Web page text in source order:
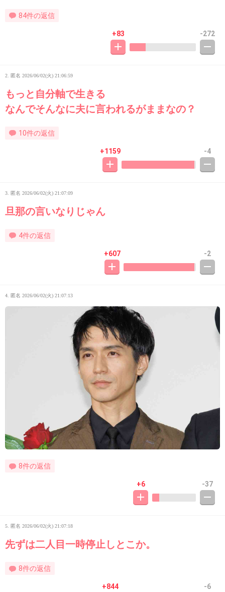
84件の返信
+83 -272
2. 匿名 2026/06/02(火) 21:06:59
もっと自分軸で生きる
なんでそんなに夫に言われるがままなの？
10件の返信
+1159 -4
3. 匿名 2026/06/02(火) 21:07:09
旦那の言いなりじゃん
4件の返信
+607 -2
4. 匿名 2026/06/02(火) 21:07:13
8件の返信
+6 -37
5. 匿名 2026/06/02(火) 21:07:18
先ずは二人目一時停止しとこか。
8件の返信
+844 -6